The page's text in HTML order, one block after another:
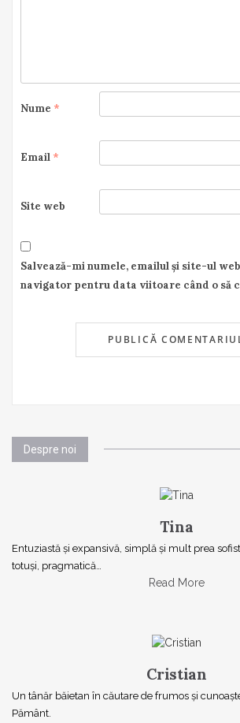
Nume *
Email *
Site web
Salvează-mi numele, emailul și site-ul
navigator pentru data viitoare când o să
Despre noi
Tina
Entuziastă şi expansivă, simplă şi mult prea
totuşi, pragmatică…
Read More
Cristian
Un tânăr băietan în căutare de frumos și
Pământ.